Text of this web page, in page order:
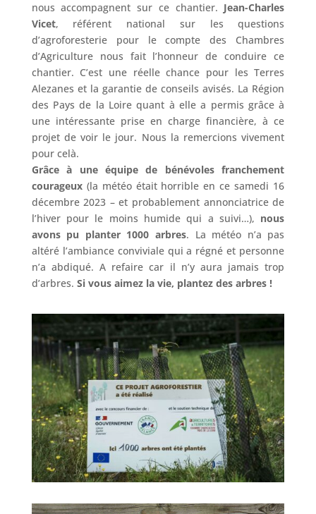
nous accompagnent sur ce chantier. Jean-Charles
Vicet, référent national sur les questions
d’agroforesterie pour le compte des Chambres
d’Agriculture nous fait l’honneur de conduire ce
chantier. C’est une réelle chance pour les Terres
Alezanes et la garantie de conseils avisés. La Région
des Pays de la Loire quant à elle a permis grâce à
une intéressante prise en charge financière, à ce
projet de voir le jour. Nous la remercions vivement
pour celà.
Grâce à une équipe de bénévoles franchement
courageux(la météo était horrible en ce samedi 16
décembre 2023 – et probablement annonciatrice de
l’hiver pour le moins humide qui a suivi…), nous
avons pu planter 1000 arbres. La météo n’a pas
altéré l’ambiance conviviale qui a régné et personne
n’a abdiqué. A refaire car il n’y aura jamais trop
d’arbres. Si vous aimez la vie, plantez des arbres !